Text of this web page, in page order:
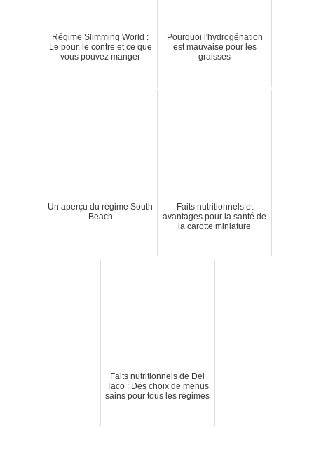
Régime Slimming World :
Le pour, le contre et ce que
vous pouvez manger
Pourquoi l'hydrogénation
est mauvaise pour les
graisses
Un aperçu du régime South
Beach
Faits nutritionnels et
avantages pour la santé de
la carotte miniature
Faits nutritionnels de Del
Taco : Des choix de menus
sains pour tous les régimes